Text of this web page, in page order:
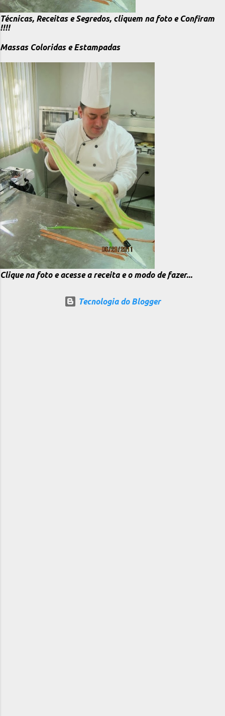
Técnicas, Receitas e Segredos, cliquem na foto e Confiram
!!!!
Massas Coloridas e Estampadas
Clique na foto e acesse a receita e o modo de fazer...
Tecnologia do Blogger